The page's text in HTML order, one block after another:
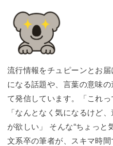
流行情報をチュピーンとお
になる話題や、言葉の意味
て発信しています。「これっ
「なんとなく気になるけど
が欲しい」 そんな“ちょっと
文系卒の筆者が、スキマ時